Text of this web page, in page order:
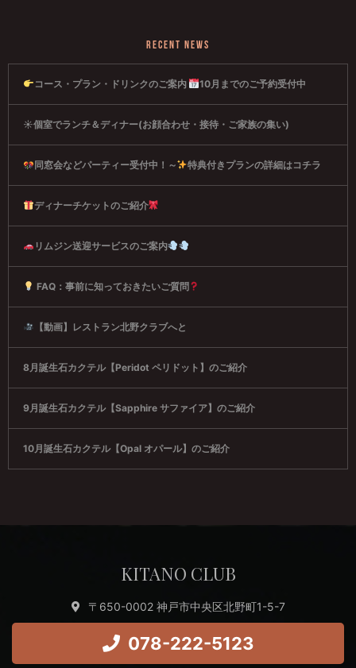
RECENT NEWS
コース・プラン・ドリンクのご案内 10月までのご予約受付中
☀個室でランチ＆ディナー(お顔合わせ・接待・ご家族の集い)
同窓会などパーティー受付中！～ 特典付きプランの詳細はコチラ
ディナーチケットのご紹介
リムジン送迎サービスのご案内
FAQ：事前に知っておきたいご質問
【動画】レストラン北野クラブへと
8月誕生石カクテル【Peridot ペリドット】のご紹介
9月誕生石カクテル【Sapphire サファイア】のご紹介
10月誕生石カクテル【Opal オパール】のご紹介
KITANO CLUB
〒650-0002 神戸市中央区北野町1-5-7
078-222-5123